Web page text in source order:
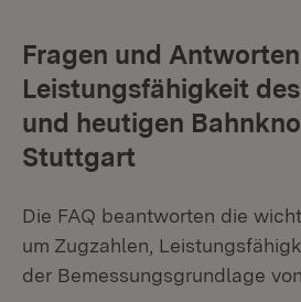
Fragen und
Leistungsfähigkeit
und heutigen
Stuttgart
Die FAQ beantworten die
um Zugzahlen,
der Bemessungsgrundlage